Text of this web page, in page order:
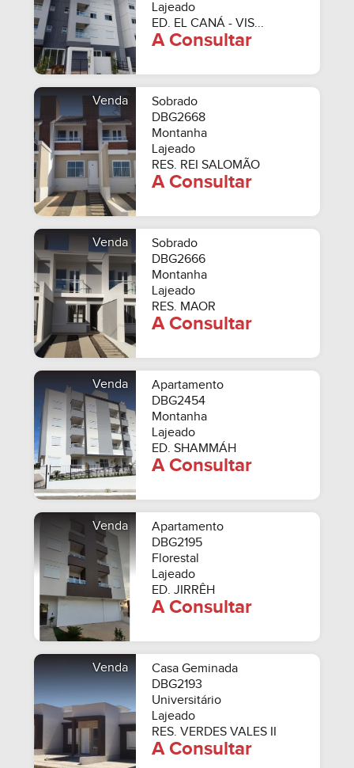
Lajeado
ED. EL CANÁ - VIS...
A Consultar
Venda
Sobrado
DBG2668
Montanha
Lajeado
RES. REI SALOMÃO
A Consultar
Venda
Sobrado
DBG2666
Montanha
Lajeado
RES. MAOR
A Consultar
Venda
Apartamento
DBG2454
Montanha
Lajeado
ED. SHAMMÁH
A Consultar
Venda
Apartamento
DBG2195
Florestal
Lajeado
ED. JIRRÊH
A Consultar
Venda
Casa Geminada
DBG2193
Universitário
Lajeado
RES. VERDES VALES II
A Consultar